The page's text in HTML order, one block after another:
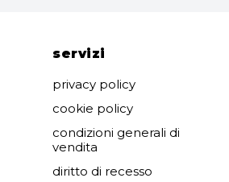
servizi
privacy policy
cookie policy
condizioni generali di
vendita
diritto di recesso